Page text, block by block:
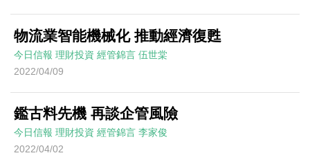
物流業智能機械化 推動經濟復甦
今日信報 理財投資 經管錦言 伍世棠
2022/04/09
鑑古料先機 再談企管風險
今日信報 理財投資 經管錦言 李家俊
2022/04/02